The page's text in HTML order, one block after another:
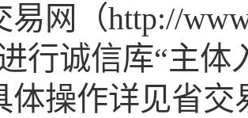
易网（http://
行诚信库“主
体操作详见省